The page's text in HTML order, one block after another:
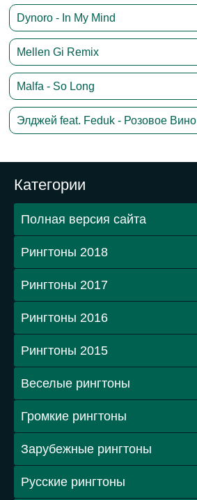
Dynoro - In My Mind
Mellen Gi Remix
Malfa - So Long
Элджей feat. Feduk - Розовое Вино
Категории
Полная версия сайта
Рингтоны 2018
Рингтоны 2017
Рингтоны 2016
Рингтоны 2015
Веселые рингтоны
Громкие рингтоны
Зарубежные рингтоны
Русские рингтоны